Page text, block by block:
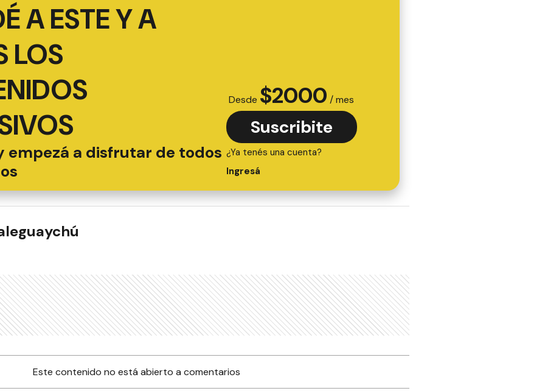
A ESTE Y A
LOS
empezá a disfrutar de todos
Desde $2000 / mes
Suscribite
¿Ya tenés una cuenta?
Ingresá
Este contenido no está abierto a comentarios